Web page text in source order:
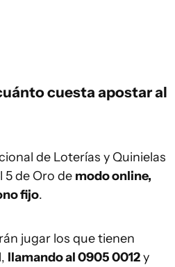
cuesta apostar al
de Loterías y Quinielas
5 de Oro de modo online,
fijo.
jugar los que tienen
llamando al 0905 0012y